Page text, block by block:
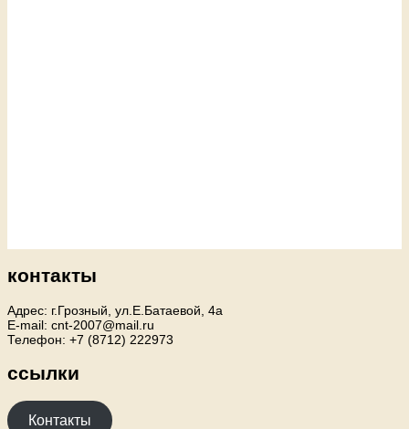
контакты
Адрес: г.Грозный, ул.Е.Батаевой, 4а
E-mail: cnt-2007@mail.ru
Телефон: +7 (8712) 222973
ссылки
Контакты